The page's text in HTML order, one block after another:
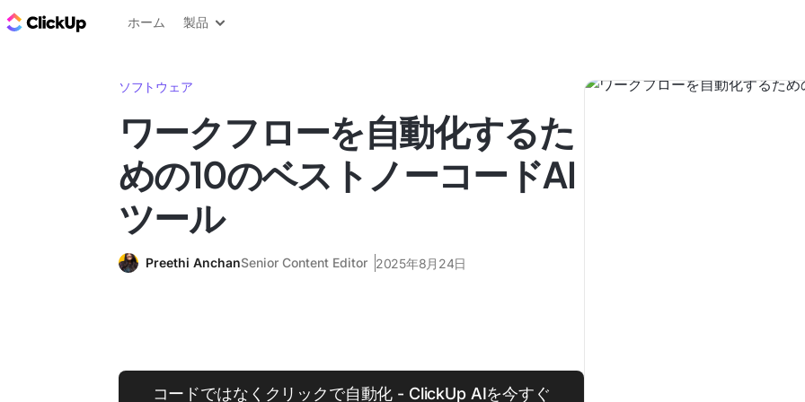
ClickUp ブログ
ホーム 製品
ソフトウェア
ワークフローを自動化するた
めの10のベストノーコードAI
ツール
Preethi AnchanSenior Content Editor 2025年8月24日
コードではなくクリックで自動化 - ClickUp AIを今すぐ